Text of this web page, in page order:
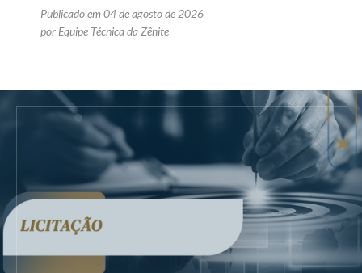
Publicado em 04 de agosto de 2026
por Equipe Técnica da Zênite